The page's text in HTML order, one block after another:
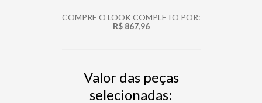
COMPRE O LOOK COMPLETO POR:
R$ 867,96
Valor das peças
selecionadas: